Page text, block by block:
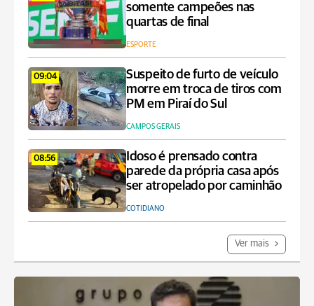
somente campeões nas
quartas de final
ESPORTE
09:04
Suspeito de furto de veículo
morre em troca de tiros com
PM em Piraí do Sul
CAMPOS GERAIS
08:56
Idoso é prensado contra
parede da própria casa após
ser atropelado por caminhão
COTIDIANO
Ver mais